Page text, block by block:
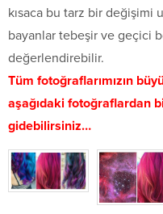
kısaca bu tarz bir değişimi
bayanlar tebeşir ve geçici
değerlendirebilir.
Tüm fotoğraflarımızın
aşağıdaki fotoğraflardan
gidebilirsiniz…